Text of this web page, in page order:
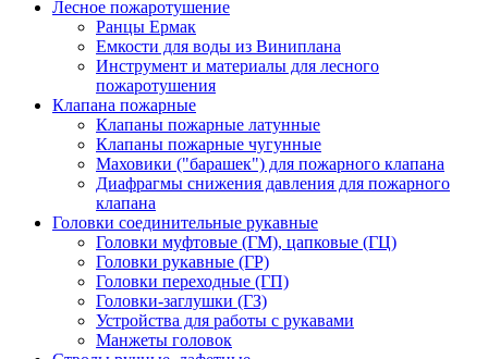
Лесное пожаротушение
Ранцы Ермак
Емкости для воды из Виниплана
Инструмент и материалы для лесного
пожаротушения
Клапана пожарные
Клапаны пожарные латунные
Клапаны пожарные чугунные
Маховики ("барашек") для пожарного клапана
Диафрагмы снижения давления для пожарного
клапана
Головки соединительные рукавные
Головки муфтовые (ГМ), цапковые (ГЦ)
Головки рукавные (ГР)
Головки переходные (ГП)
Головки-заглушки (ГЗ)
Устройства для работы с рукавами
Манжеты головок